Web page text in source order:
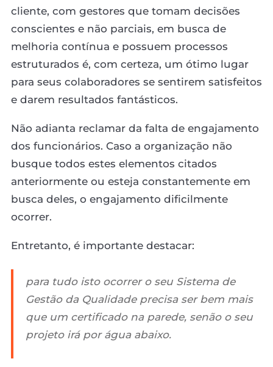
cliente, com gestores que tomam decisões
conscientes e não parciais, em busca de
melhoria contínua e possuem processos
estruturados é, com certeza, um ótimo lugar
para seus colaboradores se sentirem satisfeitos
e darem resultados fantásticos.
Não adianta reclamar da falta de engajamento
dos funcionários. Caso a organização não
busque todos estes elementos citados
anteriormente ou esteja constantemente em
busca deles, o engajamento dificilmente
ocorrer.
Entretanto, é importante destacar:
para tudo isto ocorrer o seu Sistema de
Gestão da Qualidade precisa ser bem mais
que um certificado na parede, senão o seu
projeto irá por água abaixo.